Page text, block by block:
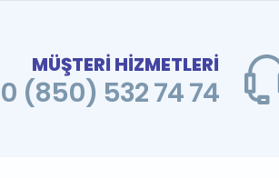
MÜŞTERİ HİZMETLERİ
0 (850) 532 74 74